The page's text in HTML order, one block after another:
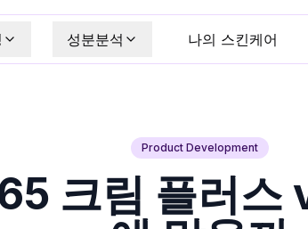
성분분석 나의 스킨케어
Product Development
크림 플러스